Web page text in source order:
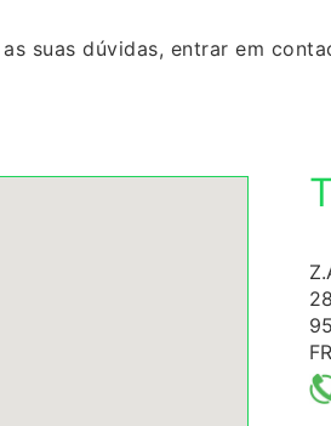
suas dúvidas, entrar em